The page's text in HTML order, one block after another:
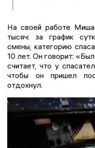
На своей работе
тысяч: за график
смены, категорию
10 лет. Он говорит:
считает, что у
чтобы он пришел
отдохнул.